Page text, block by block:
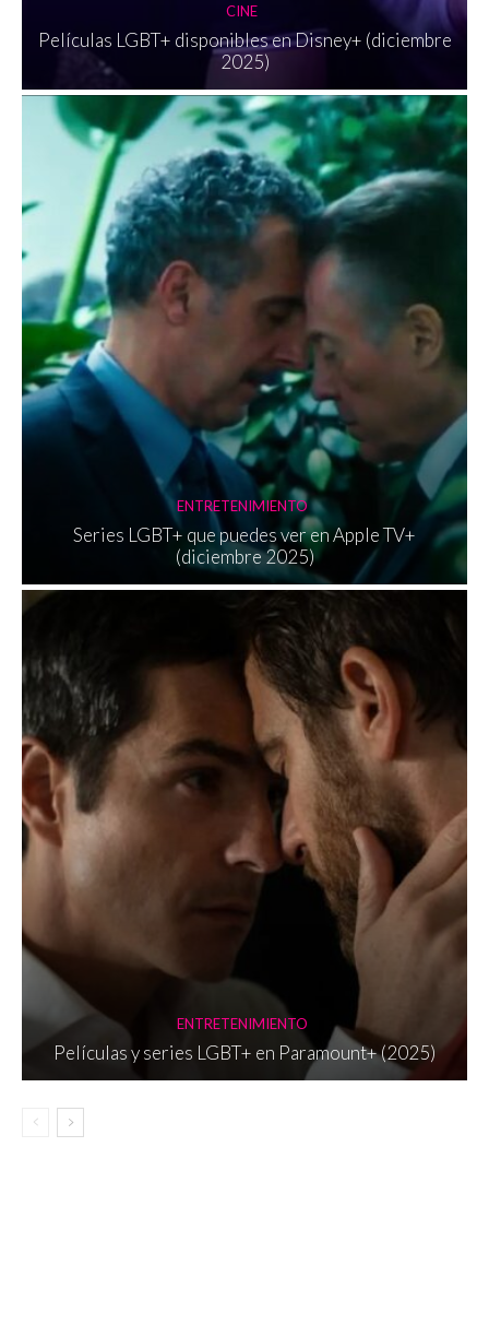
CINE
Películas LGBT+ disponibles en Disney+ (diciembre
2025)
ENTRETENIMIENTO
Series LGBT+ que puedes ver en Apple TV+
(diciembre 2025)
ENTRETENIMIENTO
Películas y series LGBT+ en Paramount+ (2025)